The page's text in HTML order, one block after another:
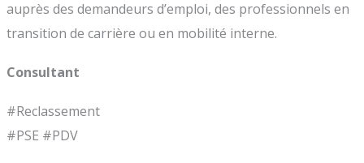
auprès des demandeurs d’emploi, des professionnels en
transition de carrière ou en mobilité interne.
Consultant
#Reclassement
#PSE #PDV